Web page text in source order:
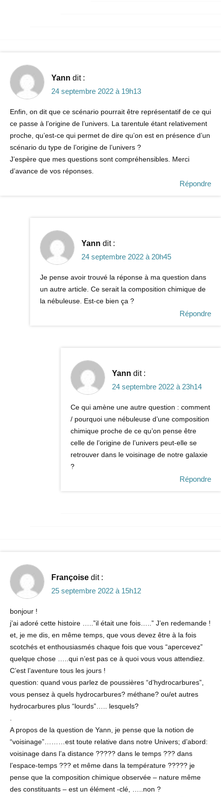
Yann dit :
24 septembre 2022 à 19h13
Enfin, on dit que ce scénario pourrait être représentatif de ce qui
ce passe à l’origine de l’univers. La tarentule étant relativement
proche, qu’est-ce qui permet de dire qu’on est en présence d’un
scénario du type de l’origine de l’univers ?
J’espère que mes questions sont compréhensibles. Merci
d’avance de vos réponses.
Répondre
Yann dit :
24 septembre 2022 à 20h45
Je pense avoir trouvé la réponse à ma question dans
un autre article. Ce serait la composition chimique de
la nébuleuse. Est-ce bien ça ?
Répondre
Yann dit :
24 septembre 2022 à 23h14
Ce qui amène une autre question : comment
/ pourquoi une nébuleuse d’une composition
chimique proche de ce qu’on pense être
celle de l’origine de l’univers peut-elle se
retrouver dans le voisinage de notre galaxie
?
Répondre
Françoise dit :
25 septembre 2022 à 15h12
bonjour !
j’ai adoré cette histoire …..”il était une fois…..” J’en redemande !
et, je me dis, en même temps, que vous devez être à la fois
scotchés et enthousiasmés chaque fois que vous “apercevez”
quelque chose …..qui n’est pas ce à quoi vous vous attendiez.
C’est l’aventure tous les jours !
question: quand vous parlez de poussières “d’hydrocarbures”,
vous pensez à quels hydrocarbures? méthane? ou/et autres
hydrocarbures plus “lourds”….. lesquels?
A propos de la question de Yann, je pense que la notion de
“voisinage”………est toute relative dans notre Univers; d’abord:
voisinage dans l’a distance ????? dans le temps ??? dans
l’espace-temps ??? et même dans la température ????? je
pense que la composition chimique observée – nature même
des constituants – est un élément -clé, …..non ?